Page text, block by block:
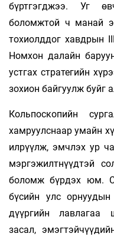
бүртгэгджээ. Уг
боломжтой ч манай
тохиолддог хавдрын
Номхон далайн
устгах стратегийн
зохион байгуулж буйг
Кольпоскопийн
хамруулснаар умайн
илрүүлж, эмчлэх ур
мэргэжилтнүүдтэй
боломж бүрдэх юм.
бүсийн улс
дүүргийн лавлагаа
засал,